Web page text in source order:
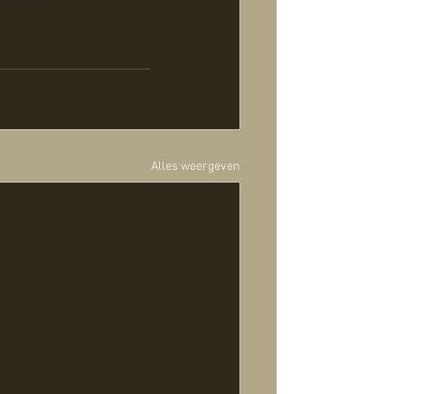
Alles weergeven